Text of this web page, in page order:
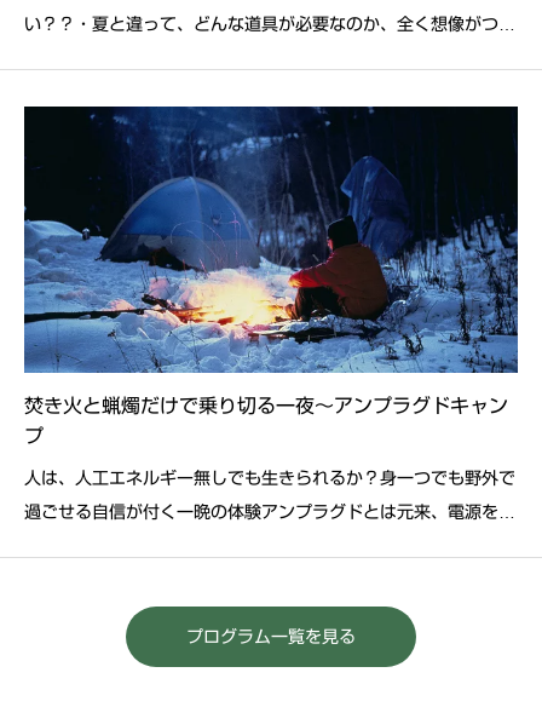
い？？・夏と違って、どんな道具が必要なのか、全く想像がつか
も、知識も、テクニックもない、、・焚き火や薪ストーブで
焚き火と蝋燭だけで乗り切る一夜～アンプラグドキャン
プ
人は、人工エネルギー無しでも生きられるか？身一つでも野外で
過ごせる自信が付く一晩の体験アンプラグドとは元来、電源を用
源を一切使わず、生きる為に用いることが出来るのは、自らが
プログラム一覧を見る